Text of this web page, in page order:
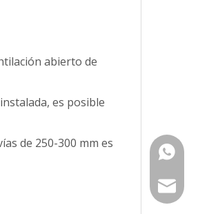
abierto de
es posible
de 250-300 mm es
+ 86-